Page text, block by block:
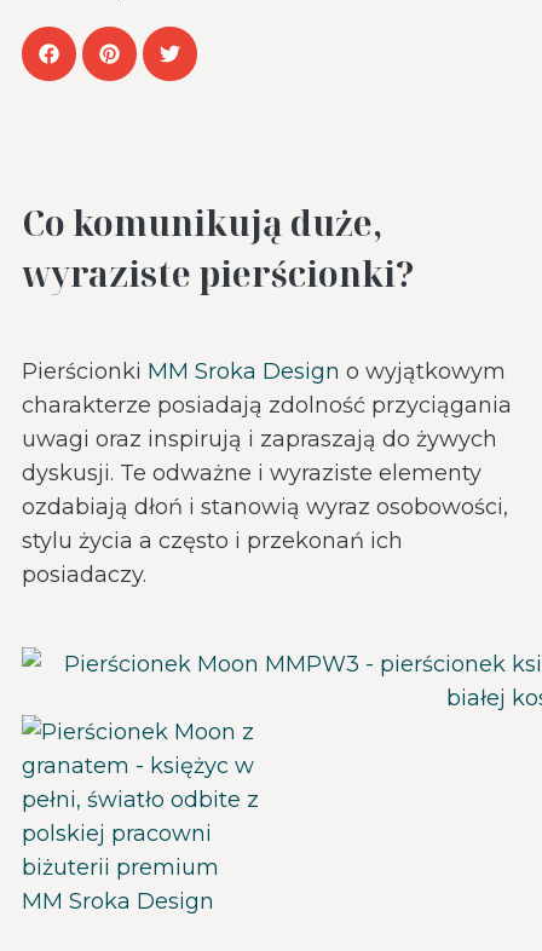
Co komunikują duże,
wyraziste pierścionki?
Pierścionki MM Sroka Design o wyjątkowym
charakterze posiadają zdolność przyciągania
uwagi oraz inspirują i zapraszają do żywych
dyskusji. Te odważne i wyraziste elementy
ozdabiają dłoń i stanowią wyraz osobowości,
stylu życia a często i przekonań ich
posiadaczy.